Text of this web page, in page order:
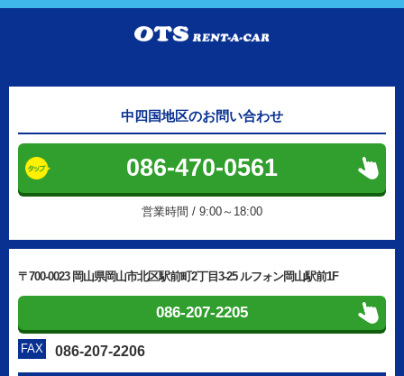
中四国地区のお問い合わせ
086-470-0561
営業時間 / 9:00～18:00
〒700-0023 岡山県岡山市北区駅前町2丁目3-25 ルフォン岡山駅前1F
086-207-2205
FAX 086-207-2206